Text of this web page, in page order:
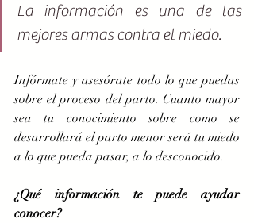
La información es una de las
mejores armas contra el miedo.
Infórmate y asesórate todo lo que puedas
sobre el proceso del parto. Cuanto mayor
sea tu conocimiento sobre como se
desarrollará el parto menor será tu miedo
a lo que pueda pasar, a lo desconocido.
¿Qué información te puede ayudar
conocer?